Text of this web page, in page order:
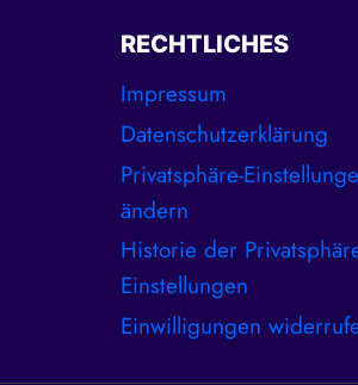
RECHTLICHES
Impressum
Datenschutzerklärung
Privatsphäre-
ändern
Historie der
Einstellungen
Einwilligungen